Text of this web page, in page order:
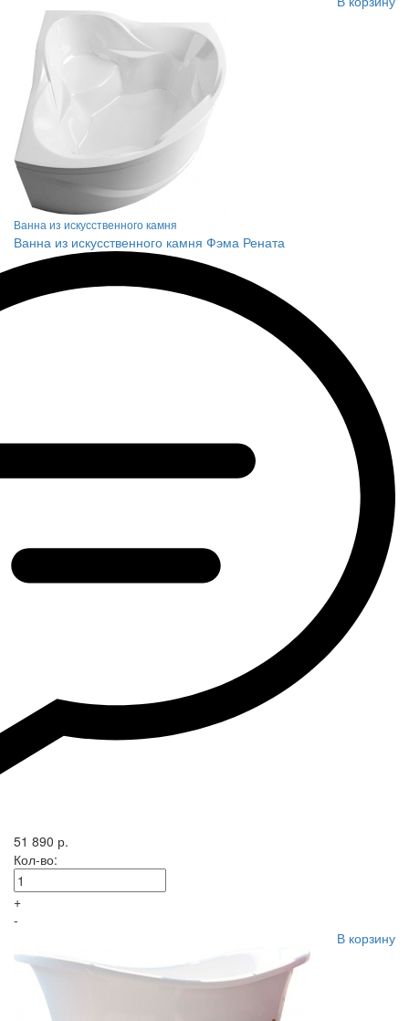
Ванна из искусственного камня
Ванна из искусственного камня Фэма Рената
51 890 р.
Кол-во:
+
-
В корзину